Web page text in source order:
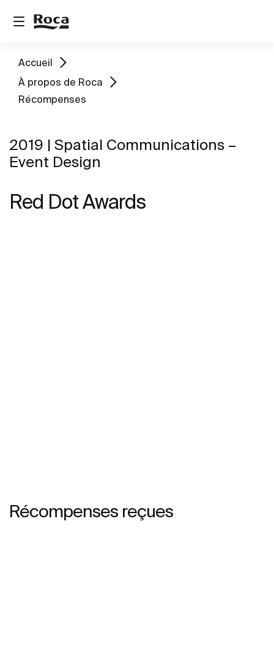
Accueil
À propos de Roca
Récompenses
2019 | Spatial Communications –
Event Design
Red Dot Awards
Récompenses reçues